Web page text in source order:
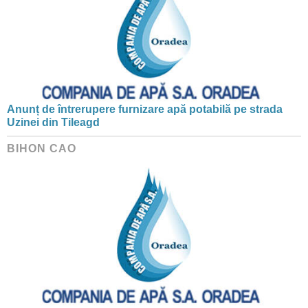
Anunț de întrerupere furnizare apă potabilă pe strada
Uzinei din Tileagd
BIHON CAO